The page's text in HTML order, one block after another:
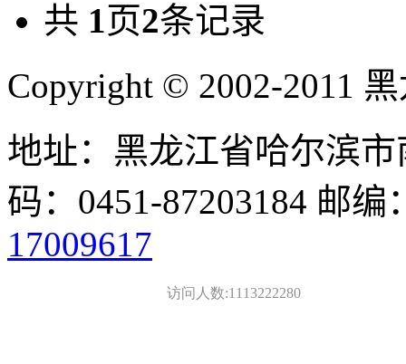
共 1页2条记录
Copyright © 2002-2011
地址：黑龙江省哈尔滨
码：0451-87203184 邮编
17009617